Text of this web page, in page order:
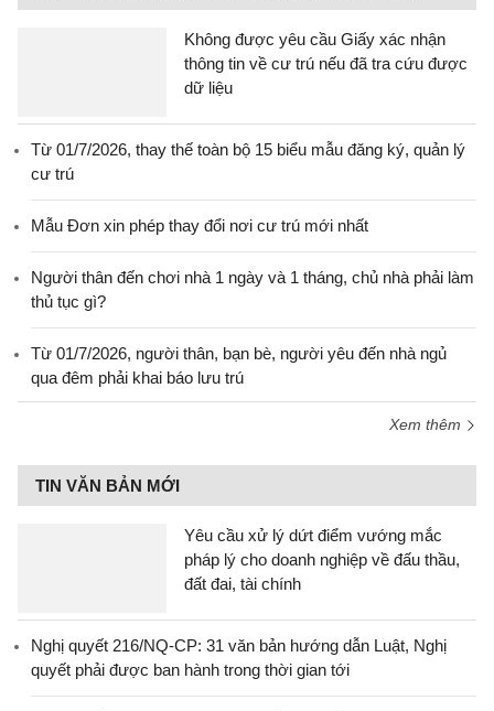
Không được yêu cầu Giấy xác nhận
thông tin về cư trú nếu đã tra cứu được
dữ liệu
Từ 01/7/2026, thay thế toàn bộ 15 biểu mẫu đăng ký, quản lý
cư trú
Mẫu Đơn xin phép thay đổi nơi cư trú mới nhất
Người thân đến chơi nhà 1 ngày và 1 tháng, chủ nhà phải làm
thủ tục gì?
Từ 01/7/2026, người thân, bạn bè, người yêu đến nhà ngủ
qua đêm phải khai báo lưu trú
Xem thêm
TIN VĂN BẢN MỚI
Yêu cầu xử lý dứt điểm vướng mắc
pháp lý cho doanh nghiệp về đấu thầu,
đất đai, tài chính
Nghị quyết 216/NQ-CP: 31 văn bản hướng dẫn Luật, Nghị
quyết phải được ban hành trong thời gian tới